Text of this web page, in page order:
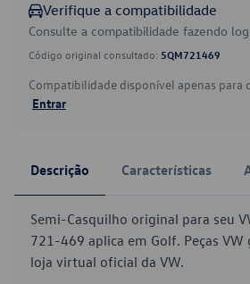
Verifique a compatibilidade
Consulte a compatibilidade fazendo
Código original consultado: 5QM721469
Compatibilidade disponível apenas para
Entrar
Descrição Características
Semi-Casquilho original para seu
721-469 aplica em Golf. Peças VW
loja virtual oficial da VW.